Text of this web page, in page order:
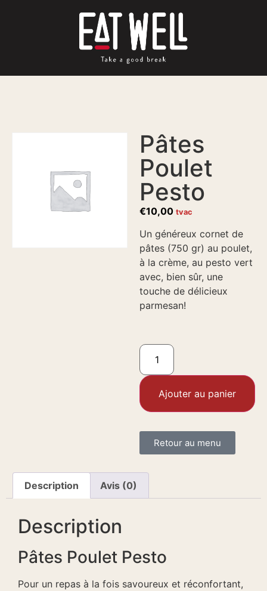
Pâtes
Poulet
Pesto
€10,00 tvac
Un généreux cornet de
pâtes (750 gr) au poulet,
à la crème, au pesto vert
avec, bien sûr, une
touche de délicieux
parmesan!
Ajouter au panier
Retour au menu
Description Avis (0)
Description
Pâtes Poulet Pesto
Pour un repas à la fois savoureux et réconfortant,